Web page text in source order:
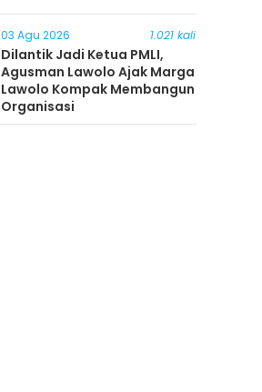
03 Agu 2026 1.021 kali
Dilantik Jadi Ketua PMLI,
Agusman Lawolo Ajak Marga
Lawolo Kompak Membangun
Organisasi